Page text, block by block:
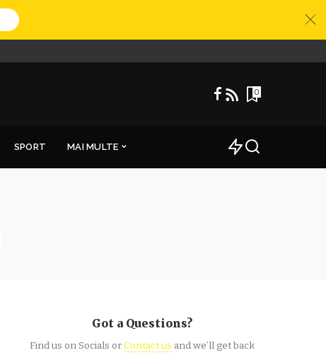
0
SPORT MAI MULTE
Got a Questions?
Find us on Socials orContact us and we’ll get back